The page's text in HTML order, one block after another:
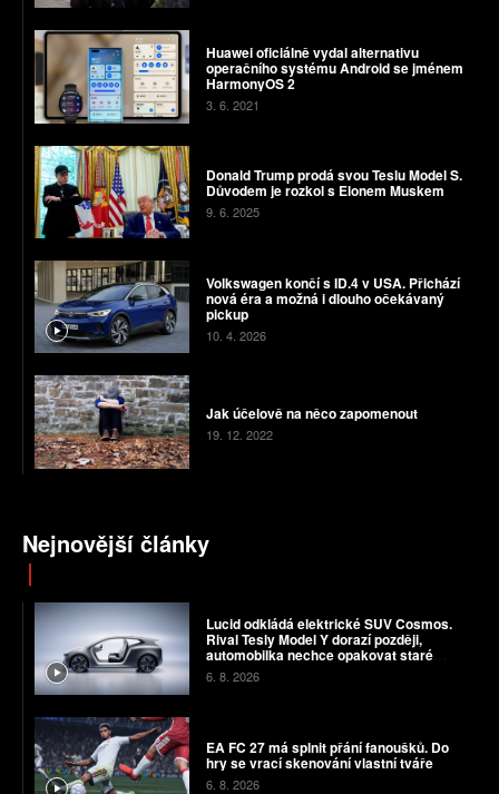
Huawei oficiálně vydal alternativu
operačního systému Android se jménem
HarmonyOS 2
3. 6. 2021
Donald Trump prodá svou Teslu Model S.
Důvodem je rozkol s Elonem Muskem
9. 6. 2025
Volkswagen končí s ID.4 v USA. Přichází
nová éra a možná i dlouho očekávaný
pickup
10. 4. 2026
Jak účelově na něco zapomenout
19. 12. 2022
Nejnovější články
Lucid odkládá elektrické SUV Cosmos.
Rival Tesly Model Y dorazí později,
automobilka nechce opakovat staré
chyby
6. 8. 2026
EA FC 27 má splnit přání fanoušků. Do
hry se vrací skenování vlastní tváře
6. 8. 2026